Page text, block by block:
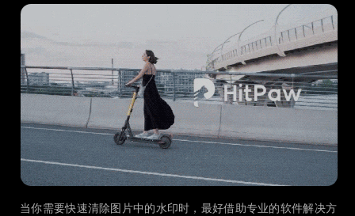
当你需要快速清除图片中的水印时，最好借助专业的软件解决方